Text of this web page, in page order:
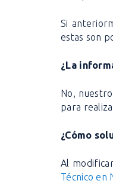
Si
estas son
¿La
No,
para
¿Cómo
Al
Técnico en